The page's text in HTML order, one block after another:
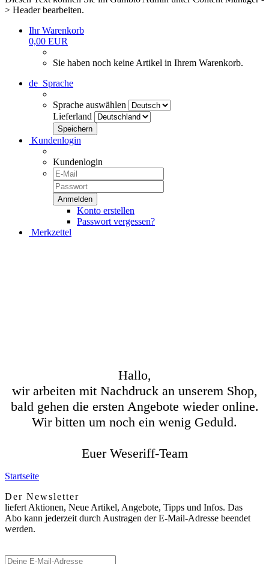
> Header bearbeiten.
Ihr Warenkorb
0,00 EUR
Sie haben noch keine Artikel in Ihrem Warenkorb.
de Sprache
Sprache auswählen
Lieferland
Kundenlogin
Kundenlogin
Konto erstellen
Passwort vergessen?
Merkzettel
Hallo,
wir arbeiten mit Nachdruck an unserem Shop,
bald gehen die ersten Angebote wieder online.
Wir bitten um noch ein wenig Geduld.
Euer Weseriff-Team
Startseite
Der Newsletter
liefert Aktionen, Neue Artikel, Angebote, Tipps und Infos. Das
Abo kann jederzeit durch Austragen der E-Mail-Adresse beendet
werden.